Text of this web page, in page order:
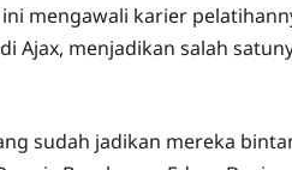
mengawali karier
Ajax, menjadikan salah
sudah jadikan mereka